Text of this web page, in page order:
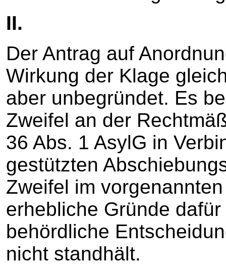
II.
Der Antrag auf
Wirkung der Klage
aber unbegründet. Es
Zweifel an der
36 Abs. 1 AsylG in
gestützten
Zweifel im
erhebliche Gründe
behördliche
nicht standhält.